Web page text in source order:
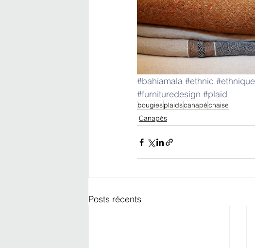
#bahiamala #ethnic #ethnique
#furnituredesign #plaid
bougiesplaidscanapéchaise
Canapés
Posts récents